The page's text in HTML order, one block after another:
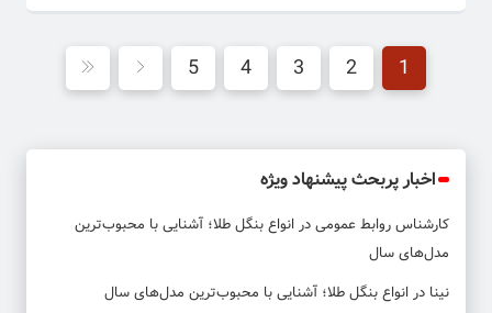
1
2
3
4
5
اخبار پربحث پیشنهاد ویژه
کارشناس روابط عمومیدر انواع بنگل طلا؛ آشنایی با محبوب‌ترین
مدل‌های سال
نینا در انواع بنگل طلا؛ آشنایی با محبوب‌ترین مدل‌های سال